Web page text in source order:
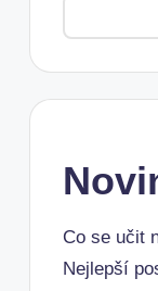
Co se učit
Nejlepší